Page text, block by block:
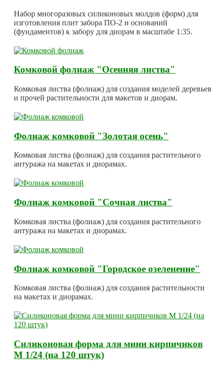
Набор многоразовых силиконовых молдов (форм) для
изготовления плит забора ПО-2 и оснований
(фундаментов) к забору для диорам в масштабе 1:35.
Комковой фолиаж "Осенняя листва"
Комковая листва (фолиаж) для создания моделей деревьев
и прочей растительности для макетов и диорам.
Фолиаж комковой "Золотая осень"
Комковая листва (фолиаж) для создания растительного
антуража на макетах и диорамах.
Фолиаж комковой "Сочная листва"
Комковая листва (фолиаж) для создания растительного
антуража на макетах и диорамах.
Фолиаж комковой "Городское озеленение"
Комковая листва (фолиаж) для создания растительности
на макетах и диорамах.
Силиконовая форма для мини кирпичиков
М 1/24 (на 120 штук)